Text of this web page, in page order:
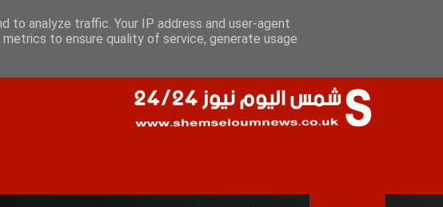
سياسة الخصوصية اتفاقية الاستخدام أعلن معانا اتصل بنا
to analyze traffic. Your IP address and user-agent
to ensure quality of service, generate usage